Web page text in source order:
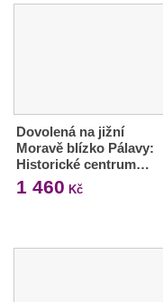
Dovolená na jižní
Moravě blízko Pálavy:
Historické centrum…
1 460 Kč